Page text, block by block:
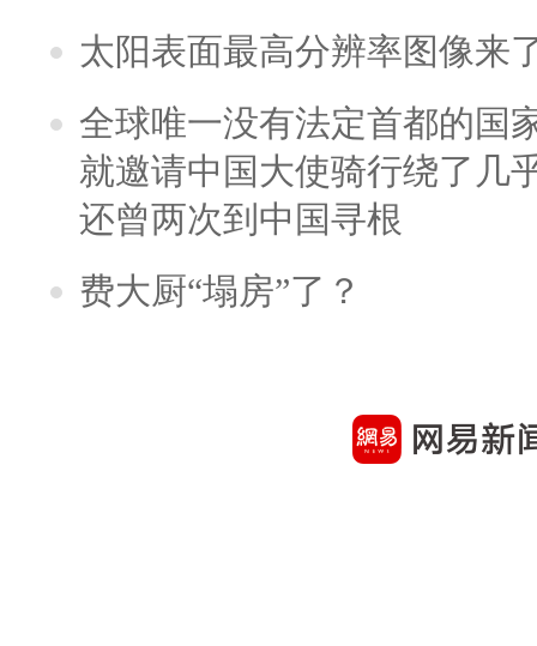
太阳表面最高分辨率图像来
全球唯一没有法定首都的国
就邀请中国大使骑行绕了几
还曾两次到中国寻根
费大厨“塌房”了？